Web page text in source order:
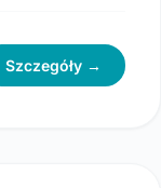
Szczegóły →